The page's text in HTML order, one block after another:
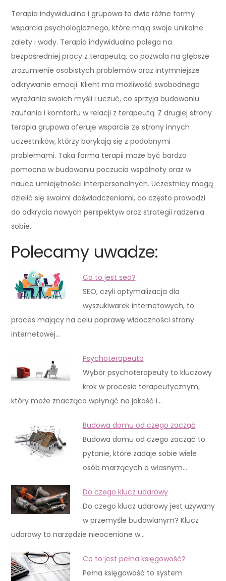
Terapia indywidualna i grupowa to dwie różne formy
wsparcia psychologicznego, które mają swoje unikalne
zalety i wady. Terapia indywidualna polega na
bezpośredniej pracy z terapeutą, co pozwala na głębsze
zrozumienie osobistych problemów oraz intymniejsze
odkrywanie emocji. Klient ma możliwość swobodnego
wyrażania swoich myśli i uczuć, co sprzyja budowaniu
zaufania i komfortu w relacji z terapeutą. Z drugiej strony
terapia grupowa oferuje wsparcie ze strony innych
uczestników, którzy borykają się z podobnymi
problemami. Taka forma terapii może być bardzo
pomocna w budowaniu poczucia wspólnoty oraz w
nauce umiejętności interpersonalnych. Uczestnicy mogą
dzielić się swoimi doświadczeniami, co często prowadzi
do odkrycia nowych perspektyw oraz strategii radzenia
sobie.
Polecamy uwadze:
Co to jest seo?
SEO, czyli optymalizacja dla
wyszukiwarek internetowych, to
proces mający na celu poprawę widoczności strony
internetowej…
Psychoterapeuta
Wybór psychoterapeuty to kluczowy
krok w procesie terapeutycznym,
który może znacząco wpłynąć na jakość i…
Budowa domu od czego zacząć
Budowa domu od czego zacząć to
pytanie, które zadaje sobie wiele
osób marzących o własnym…
Do czego klucz udarowy
Do czego klucz udarowy jest używany
w przemyśle budowlanym? Klucz
udarowy to narzędzie nieocenione w…
Co to jest pełna księgowość?
Pełna księgowość to system